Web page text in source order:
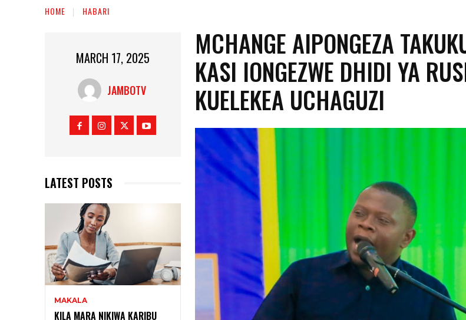
HOME HABARI
MARCH 17, 2025
JAMBOTV
LATEST POSTS
MAKALA
KILA MARA NIKIWA KARIBU
MCHANGE AIPONGEZA
KASI IONGEZWE DHIDI YA
KUELEKEA UCHAGUZI